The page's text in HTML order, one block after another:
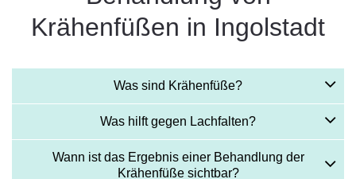
Krähenfüßen in Ingolstadt
Was sind Krähenfüße?
Was hilft gegen Lachfalten?
Wann ist das Ergebnis einer Behandlung der
Krähenfüße sichtbar?